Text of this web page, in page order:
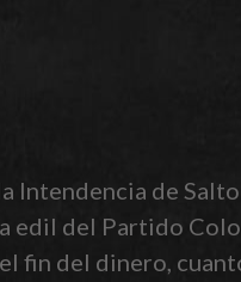
Intendencia de
edil del Partido
del dinero,